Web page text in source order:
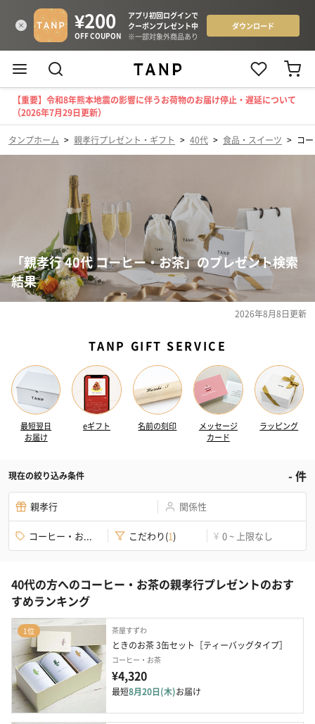
【重要】令和8年熊本地震の影響に伴うお荷物のお届け停止・遅延について
（2026年7月29日更新）
タンプホーム > 親孝行プレゼント・ギフト > 40代 > 食品・スイーツ > コ
「親孝行 40代 コーヒー・お茶」のプレゼント検索
結果
2026年8月8日更新
TANP GIFT SERVICE
最短翌日
お届け
eギフト 名前の刻印
メッセージ
カード
ラッピング
現在の絞り込み条件 -件
親孝行 関係性
コーヒー・お... こだわり(1) ¥ 0 ~ 上限なし
40代の方へのコーヒー・お茶の親孝行プレゼントのおす
すめランキング
1位 茶屋すずわ
ときのお茶 3缶セット［ティーバッグタイプ］
コーヒー・お茶
¥4,320
最短8月20日(木)お届け